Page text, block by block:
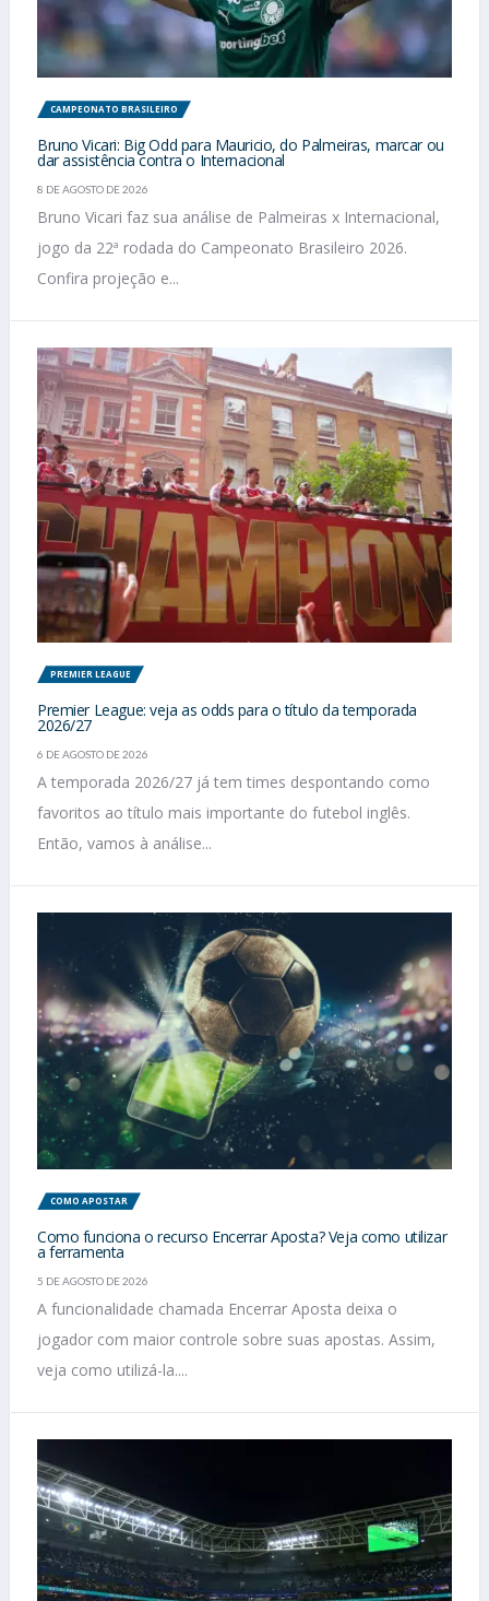
CAMPEONATO BRASILEIRO
Bruno Vicari: Big Odd para Mauricio, do Palmeiras, marcar ou
dar assistência contra o Internacional
8 DE AGOSTO DE 2026
Bruno Vicari faz sua análise de Palmeiras x Internacional,
jogo da 22ª rodada do Campeonato Brasileiro 2026.
Confira projeção e...
PREMIER LEAGUE
Premier League: veja as odds para o título da temporada
2026/27
6 DE AGOSTO DE 2026
A temporada 2026/27 já tem times despontando como
favoritos ao título mais importante do futebol inglês.
Então, vamos à análise...
COMO APOSTAR
Como funciona o recurso Encerrar Aposta? Veja como utilizar
a ferramenta
5 DE AGOSTO DE 2026
A funcionalidade chamada Encerrar Aposta deixa o
jogador com maior controle sobre suas apostas. Assim,
veja como utilizá-la....